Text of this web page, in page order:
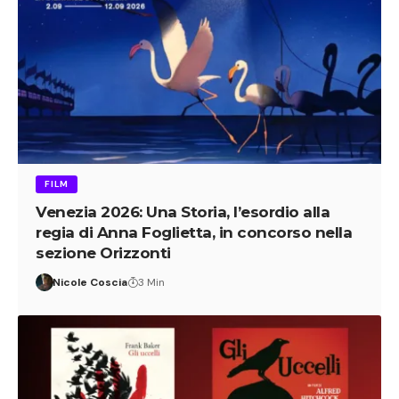
FILM
Venezia 2026: Una Storia, l’esordio alla
regia di Anna Foglietta, in concorso nella
sezione Orizzonti
Nicole Coscia 3 Min